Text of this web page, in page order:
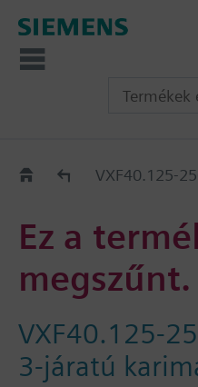
Régi-Új Kiváltási
VXF40.125-
Ez a
megszűnt.
VXF40.125-
3-járatú